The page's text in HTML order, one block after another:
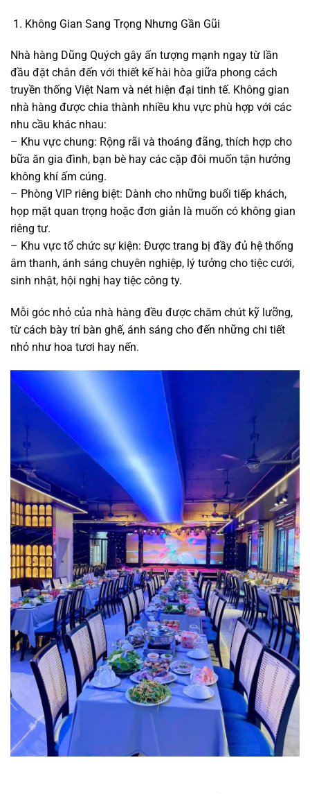
Không Gian Sang Trọng Nhưng Gần Gũi
Nhà hàng Dũng Quých gây ấn tượng mạnh ngay từ lần
đầu đặt chân đến với thiết kế hài hòa giữa phong cách
truyền thống Việt Nam và nét hiện đại tinh tế. Không gian
nhà hàng được chia thành nhiều khu vực phù hợp với các
nhu cầu khác nhau:
– Khu vực chung: Rộng rãi và thoáng đãng, thích hợp cho
bữa ăn gia đình, bạn bè hay các cặp đôi muốn tận hưởng
không khí ấm cúng.
– Phòng VIP riêng biệt: Dành cho những buổi tiếp khách,
họp mặt quan trọng hoặc đơn giản là muốn có không gian
riêng tư.
– Khu vực tổ chức sự kiện: Được trang bị đầy đủ hệ thống
âm thanh, ánh sáng chuyên nghiệp, lý tưởng cho tiệc cưới,
sinh nhật, hội nghị hay tiệc công ty.
Mỗi góc nhỏ của nhà hàng đều được chăm chút kỹ lưỡng,
từ cách bày trí bàn ghế, ánh sáng cho đến những chi tiết
nhỏ như hoa tươi hay nến.